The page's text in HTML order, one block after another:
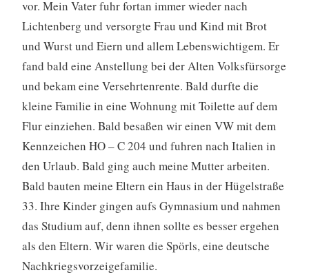
vor. Mein Vater fuhr fortan immer wieder nach
Lichtenberg und versorgte Frau und Kind mit Brot
und Wurst und Eiern und allem Lebenswichtigem. Er
fand bald eine Anstellung bei der Alten Volksfürsorge
und bekam eine Versehrtenrente. Bald durfte die
kleine Familie in eine Wohnung mit Toilette auf dem
Flur einziehen. Bald besaßen wir einen VW mit dem
Kennzeichen HO – C 204 und fuhren nach Italien in
den Urlaub. Bald ging auch meine Mutter arbeiten.
Bald bauten meine Eltern ein Haus in der Hügelstraße
33. Ihre Kinder gingen aufs Gymnasium und nahmen
das Studium auf, denn ihnen sollte es besser ergehen
als den Eltern. Wir waren die Spörls, eine deutsche
Nachkriegsvorzeigefamilie.